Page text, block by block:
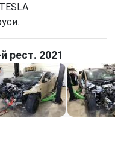
рест. 2021